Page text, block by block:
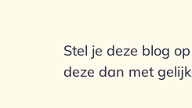
Stel je deze blog
deze dan met